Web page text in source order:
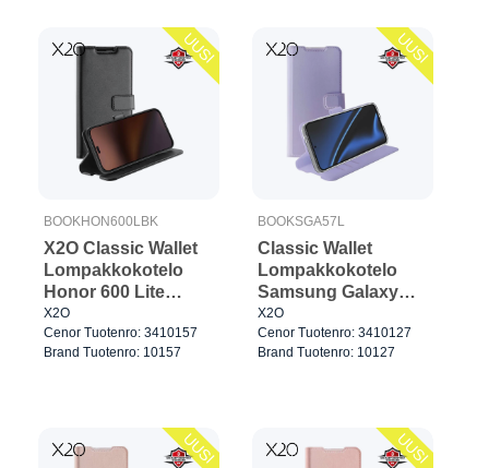
UUSI
BOOKHON600LBK
X2O Classic Wallet
Lompakkokotelo
Honor 600 Lite
Musta
X2O
Cenor Tuotenro: 3410157
Brand Tuotenro: 10157
UUSI
BOOKSGA57L
Classic Wallet
Lompakkokotelo
Samsung Galaxy
A57 5G Lavender
X2O
Cenor Tuotenro: 3410127
Brand Tuotenro: 10127
UUSI UUSI